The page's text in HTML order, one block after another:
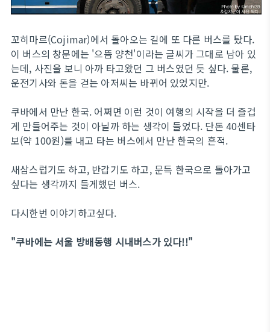
꼬히마르(Cojimar)에서 돌아오는 길에 또 다른 버스를 탔다.
이 버스의 창문에는 '으뜸 양천'이라는 글씨가 그대로 남아 있
는데, 사진을 보니 아까 타고왔던 그 버스였던 듯 싶다. 물론,
운전기사와 돈을 걷는 아저씨는 바뀌어 있었지만.
쿠바에서 만난 한국. 어쩌면 이런 것이 여행의 시작을 더 즐겁
게 만들어주는 것이 아닐까 하는 생각이 들었다. 단돈 40센타
보(약 100원)를 내고 타는 버스에서 만난 한국의 흔적.
새삼스럽기도 하고, 반갑기도 하고, 문득 한국으로 돌아가고
싶다는 생각까지 들게했던 버스.
다시한번 이야기하고싶다.
"쿠바에는 서울 방배동행 시내버스가 있다!!"